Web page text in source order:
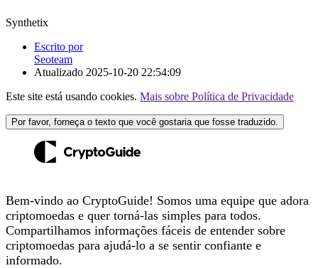
Synthetix
Escrito por
Seoteam
Atualizado 2025-10-20 22:54:09
Este site está usando cookies. Mais sobre Política de Privacidade
Por favor, forneça o texto que você gostaria que fosse traduzido.
Bem-vindo ao CryptoGuide! Somos uma equipe que adora
criptomoedas e quer torná-las simples para todos.
Compartilhamos informações fáceis de entender sobre
criptomoedas para ajudá-lo a se sentir confiante e
informado.